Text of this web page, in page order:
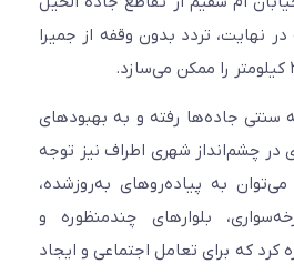
تردد بدون وقفه از جمیرا
سنتی جاده‌ها رفته و به بهبودهای
چشم‌انداز شهری اطراف نیز توجه
به پیاده‌روهای به‌روزشده،
بلوارهای چندمنظوره و
که برای تعامل اجتماعی و ایجاد